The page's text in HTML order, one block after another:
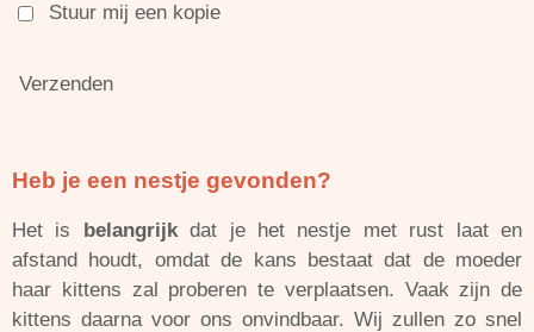
Stuur mij een kopie
Verzenden
Heb je een nestje gevonden?
Het is belangrijkdat je het nestje met rust laat en
afstand houdt, omdat de kans bestaat dat de moeder
haar kittens zal proberen te verplaatsen. Vaak zijn de
kittens daarna voor ons onvindbaar. Wij zullen zo snel